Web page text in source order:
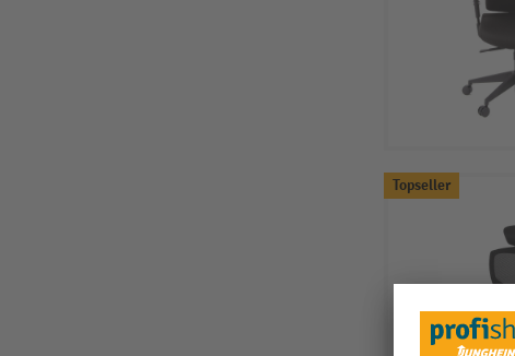
Topseller